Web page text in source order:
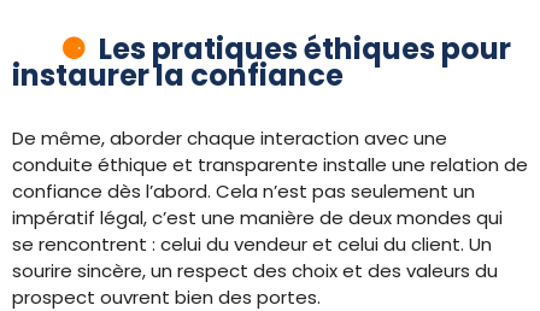
Les pratiques éthiques pour
instaurer la confiance
De même, aborder chaque interaction avec une
conduite éthique et transparente installe une relation de
confiance dès l’abord. Cela n’est pas seulement un
impératif légal, c’est une manière de deux mondes qui
se rencontrent : celui du vendeur et celui du client. Un
sourire sincère, un respect des choix et des valeurs du
prospect ouvrent bien des portes.